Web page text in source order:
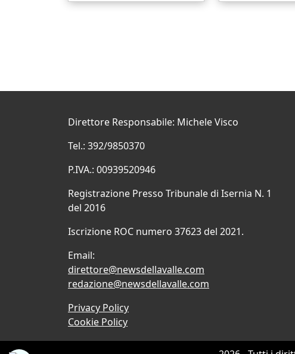
Direttore Responsabile: Michele Visco
Tel.: 392/9850370
P.IVA.: 00939520946
Registrazione Presso Tribunale di Isernia N. 1
del 2016
Iscrizione ROC numero 37623 del 2021.
Email:
direttore@newsdellavalle.com
redazione@newsdellavalle.com
Privacy Policy
Cookie Policy